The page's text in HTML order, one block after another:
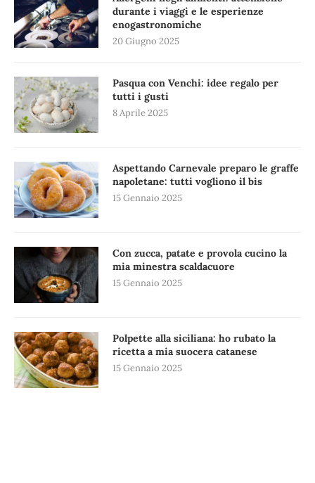
durante i viaggi e le esperienze
enogastronomiche
20 Giugno 2025
Pasqua con Venchi: idee regalo per
tutti i gusti
8 Aprile 2025
Aspettando Carnevale preparo le graffe
napoletane: tutti vogliono il bis
15 Gennaio 2025
Con zucca, patate e provola cucino la
mia minestra scaldacuore
15 Gennaio 2025
Polpette alla siciliana: ho rubato la
ricetta a mia suocera catanese
15 Gennaio 2025